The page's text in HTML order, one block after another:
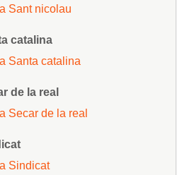
Sant nicolau
catalina
Santa catalina
de la real
Secar de la real
Sindicat